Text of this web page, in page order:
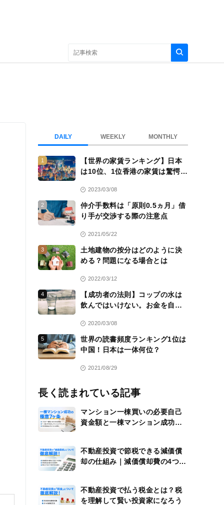
DAILY WEEKLY MONTHLY
1
【世界の家賃ランキング】日本
は10位、1位香港の家賃は驚愕
2023/03/08
2
仲介手数料は「原則0.5ヵ月」借
り手が交渉する際の注意点
2021/05/22
3
土地建物の按分はどのように決
める？問題になる場合とは
2022/03/12
4
【成功者の法則】コップの水は
飲んではいけない。お金を自分
える2020/03/08
5
世界の読書頻度ランキング1位は
中国！日本は一体何位？
2021/08/29
長く読まれている記事
マンション一棟買いの必要自己
資金額と一棟マンション成功の
不動産投資で節税できる減価償
却の仕組み｜減価償却費の4つの
不動産投資で払う税金とは？税
を理解して賢い投資家になろう